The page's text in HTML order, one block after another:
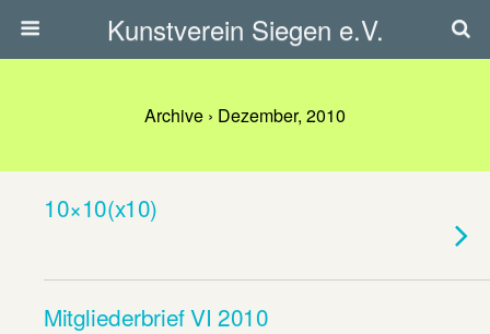
Kunstverein Siegen e.V.
Archive › Dezember, 2010
10×10(x10)
Mitgliederbrief VI 2010